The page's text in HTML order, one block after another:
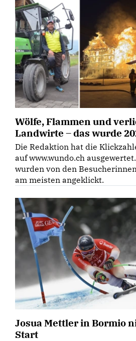
Wölfe, Flammen und
Landwirte – das wurde
Die Redaktion hat die
auf www.wundo.ch
wurden von den
am meisten angeklickt.
Josua Mettler in Bormio
Start